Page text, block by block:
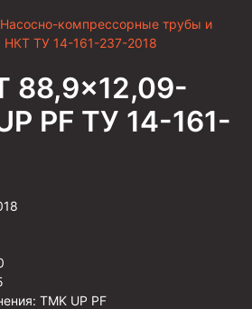
Насосно-компрессорные трубы и
НКТ ТУ 14-161-237-2018
88,9×12,09-
PF ТУ 14-161-
TMK UP PF